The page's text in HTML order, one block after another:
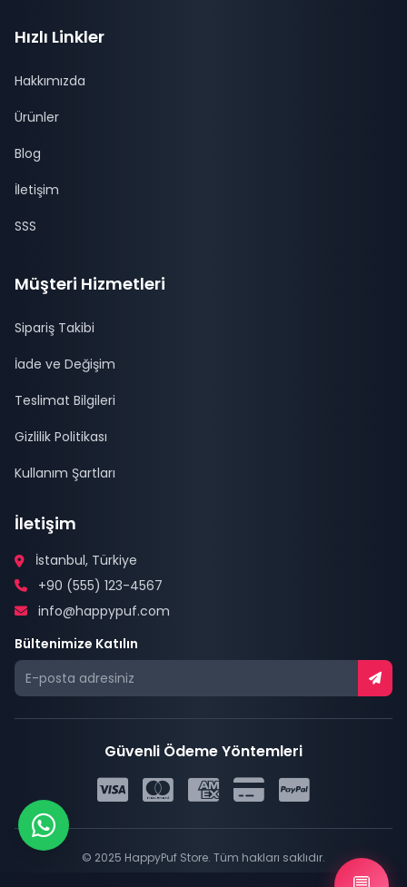
Hızlı Linkler
Hakkımızda
Ürünler
Blog
İletişim
SSS
Müşteri Hizmetleri
Sipariş Takibi
İade ve Değişim
Teslimat Bilgileri
Gizlilik Politikası
Kullanım Şartları
İletişim
İstanbul, Türkiye
+90 (555) 123-4567
info@happypuf.com
Bültenimize Katılın
Güvenli Ödeme Yöntemleri
© 2025 HappyPuf Store. Tüm hakları saklıdır.